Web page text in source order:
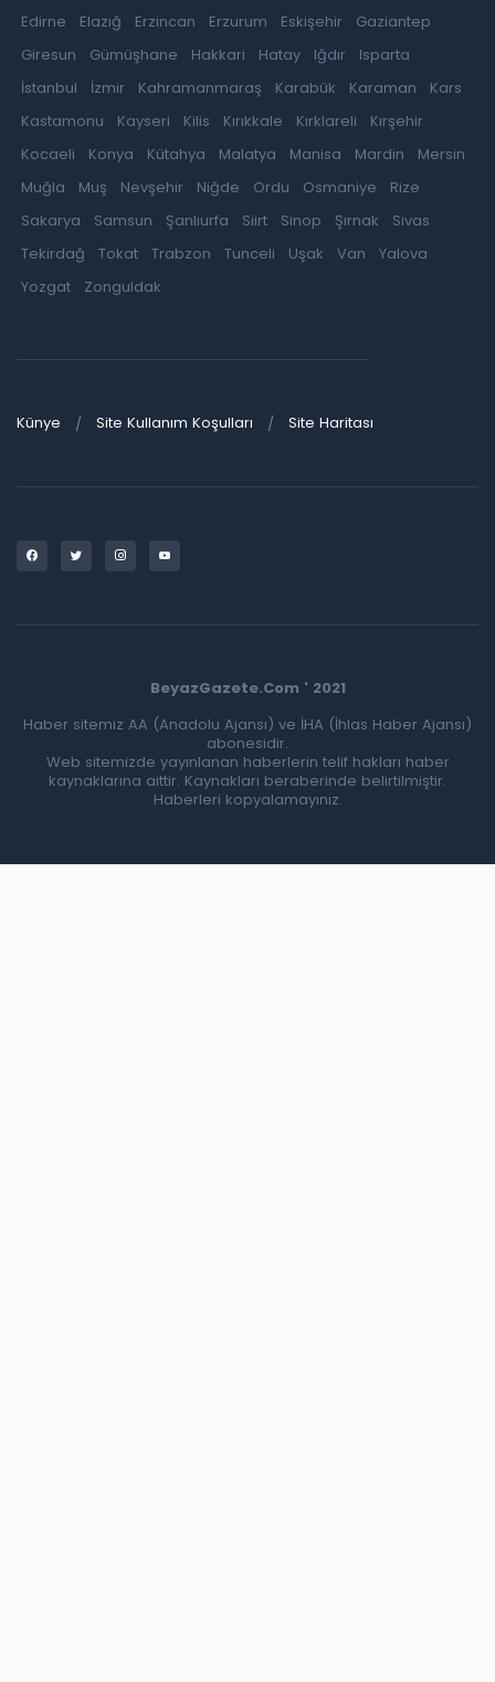
Edirne
Elazığ Erzincan Erzurum Eskişehir
Gaziantep
Giresun
Gümüşhane Hakkari Hatay Iğdır
Isparta
İstanbul
İzmir Kahramanmaraş Karabük Karaman
Kars
Kastamonu
Kayseri Kilis Kırıkkale Kırklareli
Kırşehir
Kocaeli
Konya Kütahya Malatya Manisa Mardin
Mersin
Muğla
Muş Nevşehir Niğde Ordu Osmaniye
Rize
Sakarya
Samsun Şanlıurfa Siirt Sinop Şırnak
Sivas
Tekirdağ
Tokat Trabzon Tunceli Uşak Van
Yalova
Yozgat
Zonguldak
Künye Site Kullanım Koşulları Site Haritası
BeyazGazete.Com ' 2021
Haber sitemiz AA (Anadolu Ajansı) ve İHA (İhlas Haber Ajansı)
abonesidir.
Web sitemizde yayınlanan haberlerin telif hakları haber
kaynaklarına aittir. Kaynakları beraberinde belirtilmiştir.
Haberleri kopyalamayınız.